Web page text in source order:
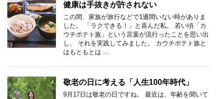
健康は手抜きが許されない
この間、家族が旅行などで1週間いない時がありま
した。 「ラクできる！」と喜んだ私。 若い頃「カ
ウチポテト族」という言葉が流行ったことを思い出
し、 それを実践してみました。 カウチポテト族と
はもともとは …
敬老の日に考える「人生100年時代」
9月17日は敬老の日ですね。 最近は、年齢を聞いて